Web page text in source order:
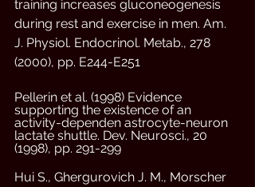
training increases gluconeogenesis
during rest and exercise in men. Am.
J. Physiol. Endocrinol. Metab., 278
(2000), pp. E244-E251
Pellerin et al. (1998) Evidence
supporting the existence of an
activity-dependen astrocyte-neuron
lactate shuttle. Dev. Neurosci., 20
(1998), pp. 291-299
Hui S., Ghergurovich J. M., Morscher